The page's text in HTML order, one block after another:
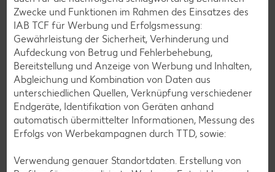
Glutenfreie Rezepte
Wer auf Gluten verzichtet, muss nicht automatisch auf
Vielfalt und Geschmack verzichten. Ob süß oder herzhaft –
die nicht nur verträglich, sondern auch richtig lecker sind.
Zwecke und Funktionen im Rahmen des Einsatzes des
IAB TCF für Werbung und Erfolgsmessung:
Gewährleistung der Sicherheit, Verhinderung und
Aufdeckung von Betrug und Fehlerbehebung,
Bereitstellung und Anzeige von Werbung und Inhalten,
Abgleichung und Kombination von Daten aus
unterschiedlichen Quellen, Verknüpfung verschiedener
Endgeräte, Identifikation von Geräten anhand
automatisch übermittelter Informationen, Messung des
Erfolgs von Werbekampagnen durch TTD, sowie:
Verwendung genauer Standortdaten. Erstellung von